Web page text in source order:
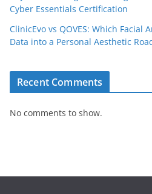
Cyber Essentials Certification
ClinicEvo vs QOVES: Which Facial
Data into a Personal Aesthetic
Recent Comments
No comments to show.